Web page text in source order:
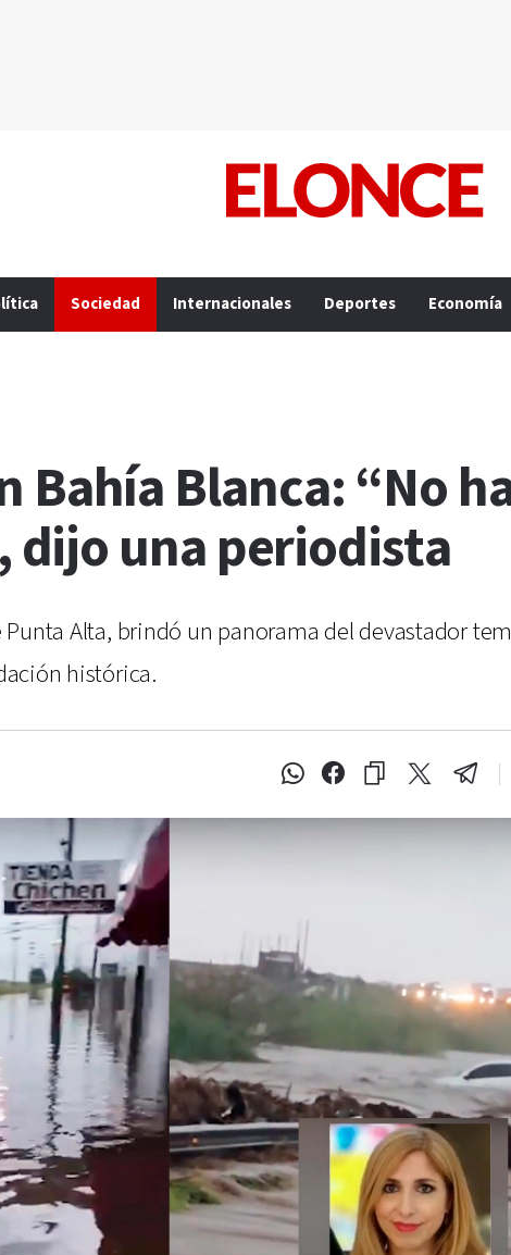
Sociedad Internacionales Deportes Economía
Bahía Blanca: “No
dijo una periodista
Alta, brindó un panorama del devastador
histórica.